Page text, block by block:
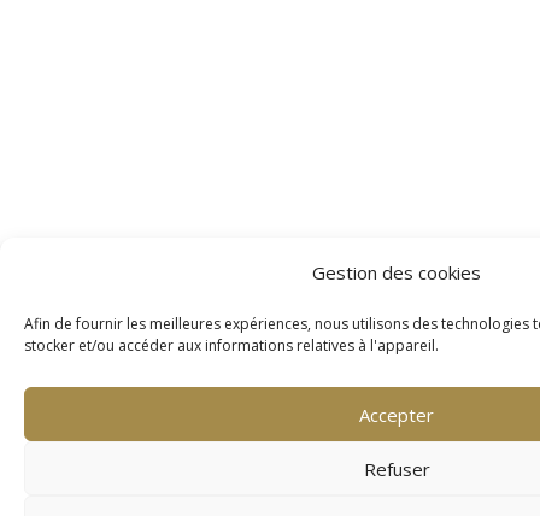
Gestion des cookies
Afin de fournir les meilleures expériences, nous utilisons des technologies
stocker et/ou accéder aux informations relatives à l'appareil.
Accepter
Refuser